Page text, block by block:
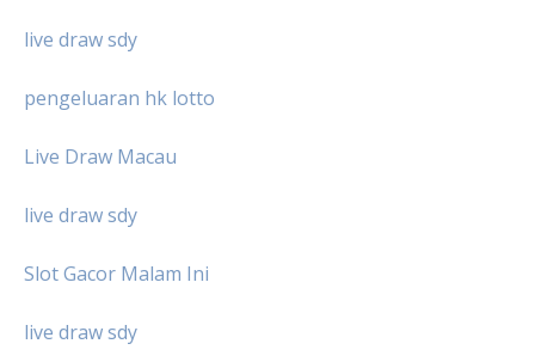
live draw sdy
pengeluaran hk lotto
Live Draw Macau
live draw sdy
Slot Gacor Malam Ini
live draw sdy